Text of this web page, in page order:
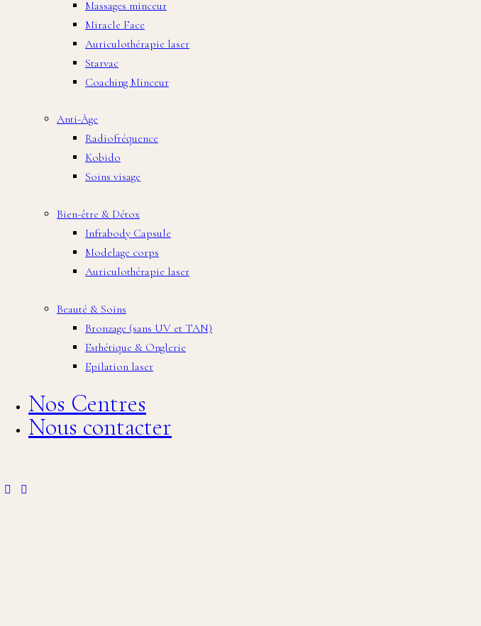
Massages minceur
Miracle Face
Auriculothérapie laser
Starvac
Coaching Minceur
Anti-Âge
Radiofréquence
Kobido
Soins visage
Bien-être & Détox
Infrabody Capsule
Modelage corps
Auriculothérapie laser
Beauté & Soins
Bronzage (sans UV et TAN)
Esthétique & Onglerie
Epilation laser
Nos Centres
Nous contacter